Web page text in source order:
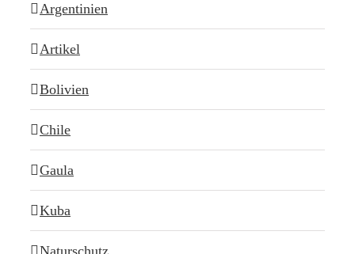
Argentinien
Artikel
Bolivien
Chile
Gaula
Kuba
Naturschutz